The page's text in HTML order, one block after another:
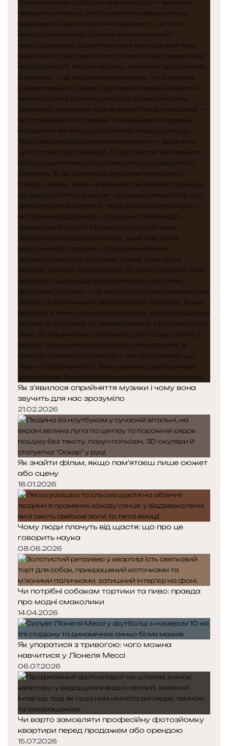
Як з’явилося сприйняття музики і чому вона
звучить для нас зрозуміло
21.02.2026
Як знайти фільм, якщо пам’ятаєш лише сюжет
або сцену
18.01.2026
Чому люди плачуть від щастя: що про це
говорить наука
08.06.2026
Чи потрібні собакам тортики та пиво: правда
про модні смаколики
14.04.2026
Як упоратися з тривогою: чого можна
навчитися у Ліонеля Мессі
06.07.2026
Чи варто замовляти професійну фотозйомку
квартири перед продажем або орендою
15.07.2026